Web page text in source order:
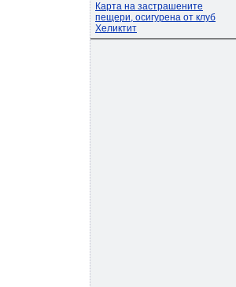
Карта на застрашените
пещери, осигурена от клуб
Хеликтит